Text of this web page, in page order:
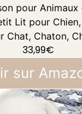
pour
Lit pour
Chat, Chaton,
33,99€
sur